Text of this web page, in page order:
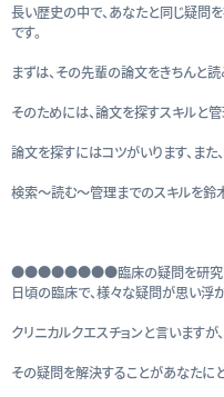
長い歴史の中で、あなたと同じ疑問
です。
まずは、その先輩の論文をきちんと読
そのためには、論文を探すスキルと
論文を探すにはコツがいります、ま
検索～読む～管理までのスキルを鈴
●●●●●●●●臨床の疑問を研
日頃の臨床で、様々な疑問が思い浮
クリニカルクエスチョンと言いますが
その疑問を解決することがあなたに